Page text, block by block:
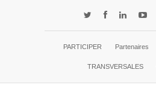
PARTICIPER Partenaires
TRANSVERSALES